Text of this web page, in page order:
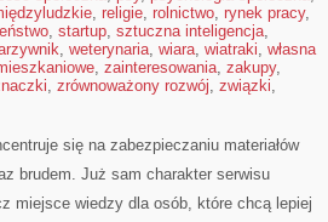
, religie, rolnictwo, rynek pracy,
, startup, sztuczna inteligencja,
, weterynaria, wiara, wiatraki, własna
, zainteresowania, zakupy,
, zrównoważony rozwój, związki,
się na zabezpieczaniu materiałów
brudem. Już sam charakter serwisu
miejsce wiedzy dla osób, które chcą lepiej